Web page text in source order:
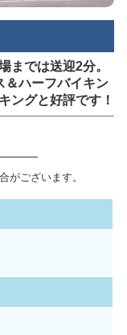
までは送迎2分。
＆ハーフバイキン
ングと好評です！
がございます。